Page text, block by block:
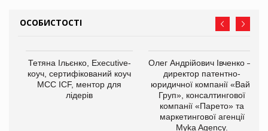
ОСОБИСТОСТІ
Тетяна Ільєнко, Executive-
коуч, сертифікований коуч
МСС ICF, ментор для
лідерів
Олег Андрійович Івченко —
директор патентно-
юридичної компанії «Вайз
Груп», консалтингової
компанії «Парето» та
маркетингової агенції
Myka Agency.